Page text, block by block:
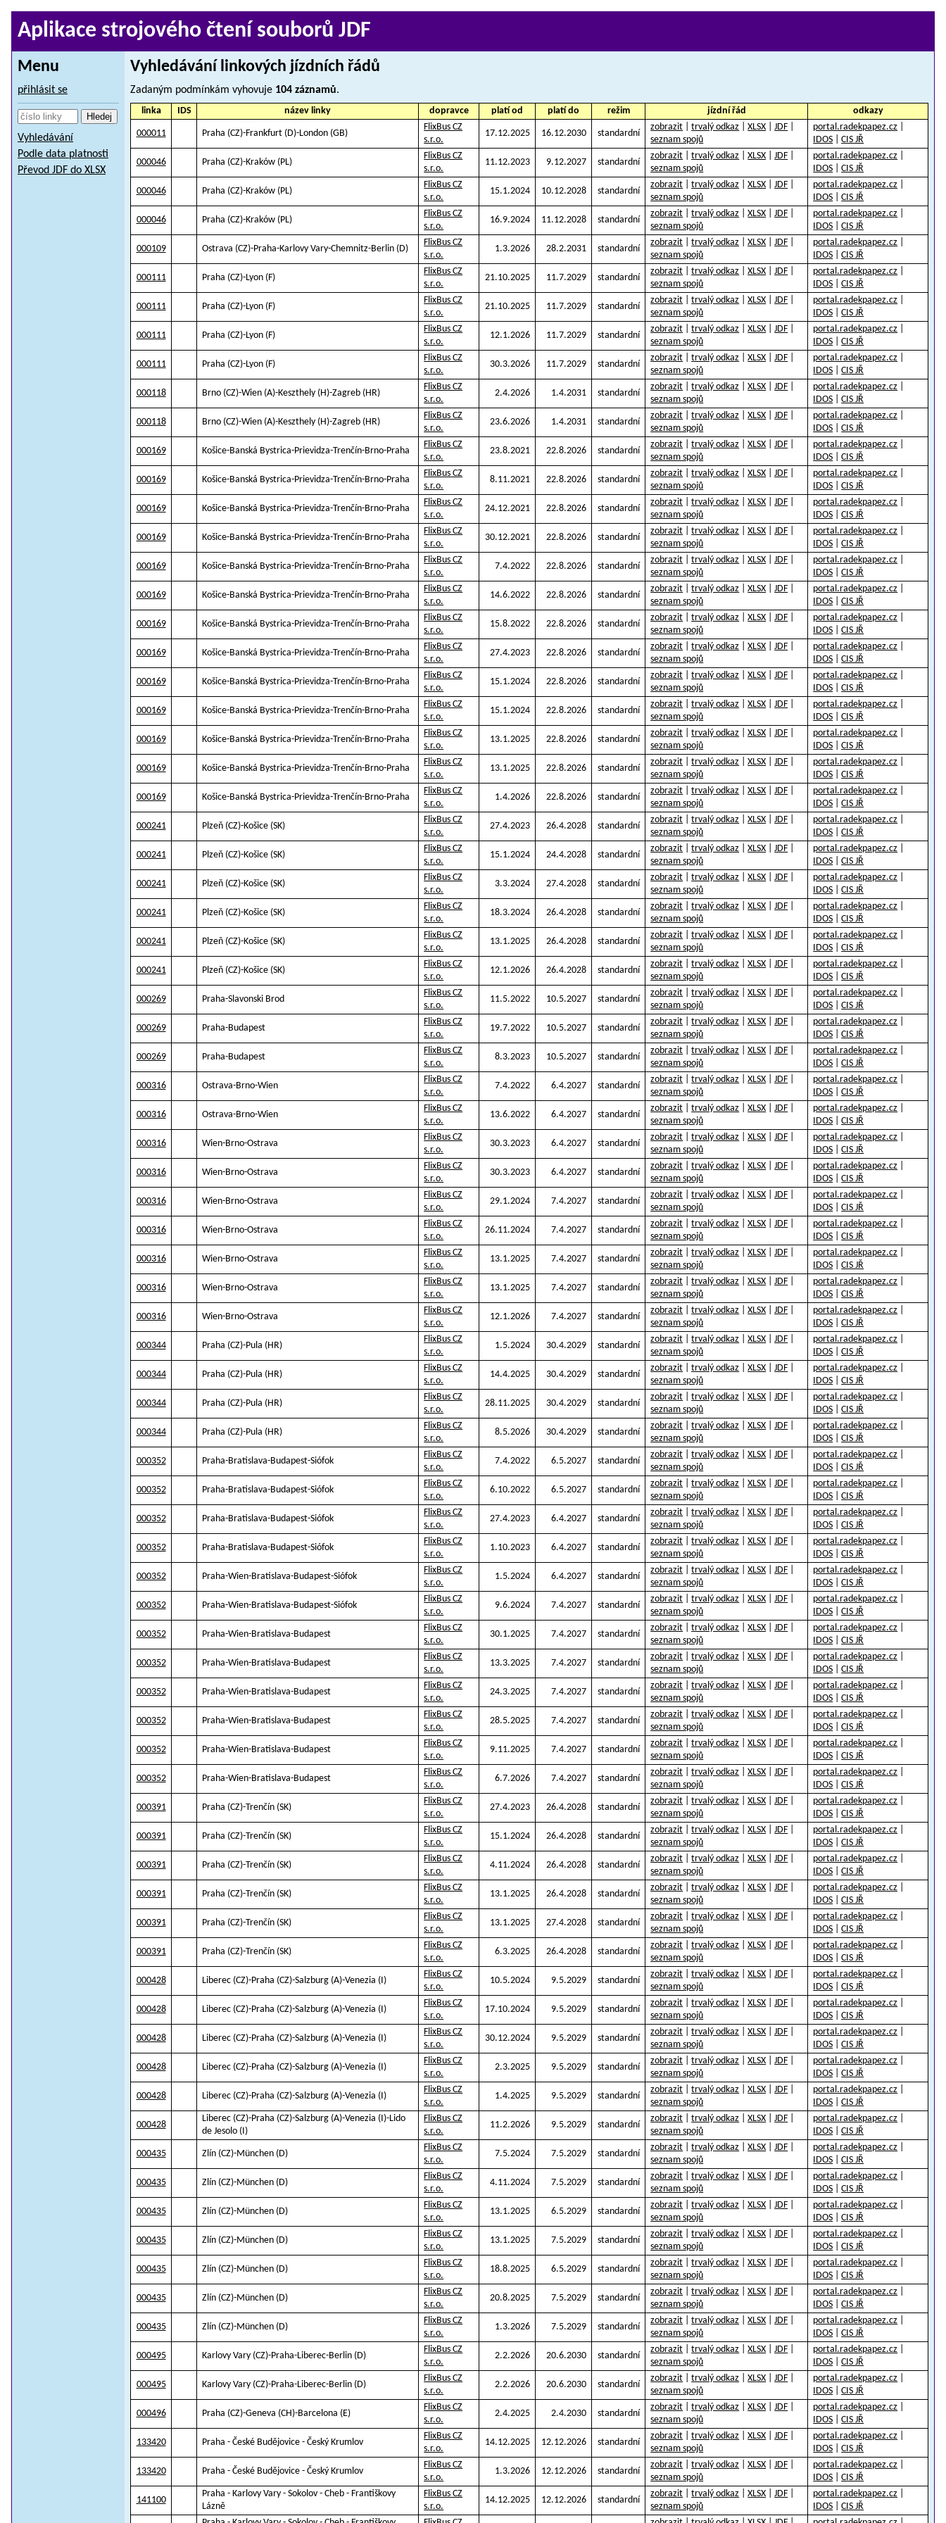
Aplikace strojového čtení souborů JDF
Menu
přihlásit se
Vyhledávání
Podle data platnosti
Převod JDF do XLSX
Vyhledávání linkových jízdních řádů
Zadaným podmínkám vyhovuje 104 záznamů.
linka IDS název linky dopravce platí od platí do režim jízdní řád odkazy
000011 Praha (CZ)-Frankfurt (D)-London (GB)
FlixBus CZ
s.r.o.
17.12.2025 16.12.2030 standardní
zobrazit |trvalý odkaz |XLSX |JDF
seznam spojů
portal.radekpapez.cz
IDOS |CIS JŘ
000046 Praha (CZ)-Kraków (PL)
FlixBus CZ
s.r.o.
11.12.2023 9.12.2027 standardní
zobrazit |trvalý odkaz |XLSX |JDF
seznam spojů
portal.radekpapez.cz
IDOS |CIS JŘ
000046 Praha (CZ)-Kraków (PL)
FlixBus CZ
s.r.o.
15.1.2024 10.12.2028 standardní
zobrazit |trvalý odkaz |XLSX |JDF
seznam spojů
portal.radekpapez.cz
IDOS |CIS JŘ
000046 Praha (CZ)-Kraków (PL)
FlixBus CZ
s.r.o.
16.9.2024 11.12.2028 standardní
zobrazit |trvalý odkaz |XLSX |JDF
seznam spojů
portal.radekpapez.cz
IDOS |CIS JŘ
000109 Ostrava (CZ)-Praha-Karlovy Vary-Chemnitz-Berlin (D)
FlixBus CZ
s.r.o.
1.3.2026 28.2.2031 standardní
zobrazit |trvalý odkaz |XLSX |JDF
seznam spojů
portal.radekpapez.cz
IDOS |CIS JŘ
000111 Praha (CZ)-Lyon (F)
FlixBus CZ
s.r.o.
21.10.2025 11.7.2029 standardní
zobrazit |trvalý odkaz |XLSX |JDF
seznam spojů
portal.radekpapez.cz
IDOS |CIS JŘ
000111 Praha (CZ)-Lyon (F)
FlixBus CZ
s.r.o.
21.10.2025 11.7.2029 standardní
zobrazit |trvalý odkaz |XLSX |JDF
seznam spojů
portal.radekpapez.cz
IDOS |CIS JŘ
000111 Praha (CZ)-Lyon (F)
FlixBus CZ
s.r.o.
12.1.2026 11.7.2029 standardní
zobrazit |trvalý odkaz |XLSX |JDF
seznam spojů
portal.radekpapez.cz
IDOS |CIS JŘ
000111 Praha (CZ)-Lyon (F)
FlixBus CZ
s.r.o.
30.3.2026 11.7.2029 standardní
zobrazit |trvalý odkaz |XLSX |JDF
seznam spojů
portal.radekpapez.cz
IDOS |CIS JŘ
000118 Brno (CZ)-Wien (A)-Keszthely (H)-Zagreb (HR)
FlixBus CZ
s.r.o.
2.4.2026 1.4.2031 standardní
zobrazit |trvalý odkaz |XLSX |JDF
seznam spojů
portal.radekpapez.cz
IDOS |CIS JŘ
000118 Brno (CZ)-Wien (A)-Keszthely (H)-Zagreb (HR)
FlixBus CZ
s.r.o.
23.6.2026 1.4.2031 standardní
zobrazit |trvalý odkaz |XLSX |JDF
seznam spojů
portal.radekpapez.cz
IDOS |CIS JŘ
000169 Košice-Banská Bystrica-Prievidza-Trenčín-Brno-Praha
FlixBus CZ
s.r.o.
23.8.2021 22.8.2026 standardní
zobrazit |trvalý odkaz |XLSX |JDF
seznam spojů
portal.radekpapez.cz
IDOS |CIS JŘ
000169 Košice-Banská Bystrica-Prievidza-Trenčín-Brno-Praha
FlixBus CZ
s.r.o.
8.11.2021 22.8.2026 standardní
zobrazit |trvalý odkaz |XLSX |JDF
seznam spojů
portal.radekpapez.cz
IDOS |CIS JŘ
000169 Košice-Banská Bystrica-Prievidza-Trenčín-Brno-Praha
FlixBus CZ
s.r.o.
24.12.2021 22.8.2026 standardní
zobrazit |trvalý odkaz |XLSX |JDF
seznam spojů
portal.radekpapez.cz
IDOS |CIS JŘ
000169 Košice-Banská Bystrica-Prievidza-Trenčín-Brno-Praha
FlixBus CZ
s.r.o.
30.12.2021 22.8.2026 standardní
zobrazit |trvalý odkaz |XLSX |JDF
seznam spojů
portal.radekpapez.cz
IDOS |CIS JŘ
000169 Košice-Banská Bystrica-Prievidza-Trenčín-Brno-Praha
FlixBus CZ
s.r.o.
7.4.2022 22.8.2026 standardní
zobrazit |trvalý odkaz |XLSX |JDF
seznam spojů
portal.radekpapez.cz
IDOS |CIS JŘ
000169 Košice-Banská Bystrica-Prievidza-Trenčín-Brno-Praha
FlixBus CZ
s.r.o.
14.6.2022 22.8.2026 standardní
zobrazit |trvalý odkaz |XLSX |JDF
seznam spojů
portal.radekpapez.cz
IDOS |CIS JŘ
000169 Košice-Banská Bystrica-Prievidza-Trenčín-Brno-Praha
FlixBus CZ
s.r.o.
15.8.2022 22.8.2026 standardní
zobrazit |trvalý odkaz |XLSX |JDF
seznam spojů
portal.radekpapez.cz
IDOS |CIS JŘ
000169 Košice-Banská Bystrica-Prievidza-Trenčín-Brno-Praha
FlixBus CZ
s.r.o.
27.4.2023 22.8.2026 standardní
zobrazit |trvalý odkaz |XLSX |JDF
seznam spojů
portal.radekpapez.cz
IDOS |CIS JŘ
000169 Košice-Banská Bystrica-Prievidza-Trenčín-Brno-Praha
FlixBus CZ
s.r.o.
15.1.2024 22.8.2026 standardní
zobrazit |trvalý odkaz |XLSX |JDF
seznam spojů
portal.radekpapez.cz
IDOS |CIS JŘ
000169 Košice-Banská Bystrica-Prievidza-Trenčín-Brno-Praha
FlixBus CZ
s.r.o.
15.1.2024 22.8.2026 standardní
zobrazit |trvalý odkaz |XLSX |JDF
seznam spojů
portal.radekpapez.cz
IDOS |CIS JŘ
000169 Košice-Banská Bystrica-Prievidza-Trenčín-Brno-Praha
FlixBus CZ
s.r.o.
13.1.2025 22.8.2026 standardní
zobrazit |trvalý odkaz |XLSX |JDF
seznam spojů
portal.radekpapez.cz
IDOS |CIS JŘ
000169 Košice-Banská Bystrica-Prievidza-Trenčín-Brno-Praha
FlixBus CZ
s.r.o.
13.1.2025 22.8.2026 standardní
zobrazit |trvalý odkaz |XLSX |JDF
seznam spojů
portal.radekpapez.cz
IDOS |CIS JŘ
000169 Košice-Banská Bystrica-Prievidza-Trenčín-Brno-Praha
FlixBus CZ
s.r.o.
1.4.2026 22.8.2026 standardní
zobrazit |trvalý odkaz |XLSX |JDF
seznam spojů
portal.radekpapez.cz
IDOS |CIS JŘ
000241 Plzeň (CZ)-Košice (SK)
FlixBus CZ
s.r.o.
27.4.2023 26.4.2028 standardní
zobrazit |trvalý odkaz |XLSX |JDF
seznam spojů
portal.radekpapez.cz
IDOS |CIS JŘ
000241 Plzeň (CZ)-Košice (SK)
FlixBus CZ
s.r.o.
15.1.2024 24.4.2028 standardní
zobrazit |trvalý odkaz |XLSX |JDF
seznam spojů
portal.radekpapez.cz
IDOS |CIS JŘ
000241 Plzeň (CZ)-Košice (SK)
FlixBus CZ
s.r.o.
3.3.2024 27.4.2028 standardní
zobrazit |trvalý odkaz |XLSX |JDF
seznam spojů
portal.radekpapez.cz
IDOS |CIS JŘ
000241 Plzeň (CZ)-Košice (SK)
FlixBus CZ
s.r.o.
18.3.2024 26.4.2028 standardní
zobrazit |trvalý odkaz |XLSX |JDF
seznam spojů
portal.radekpapez.cz
IDOS |CIS JŘ
000241 Plzeň (CZ)-Košice (SK)
FlixBus CZ
s.r.o.
13.1.2025 26.4.2028 standardní
zobrazit |trvalý odkaz |XLSX |JDF
seznam spojů
portal.radekpapez.cz
IDOS |CIS JŘ
000241 Plzeň (CZ)-Košice (SK)
FlixBus CZ
s.r.o.
12.1.2026 26.4.2028 standardní
zobrazit |trvalý odkaz |XLSX |JDF
seznam spojů
portal.radekpapez.cz
IDOS |CIS JŘ
000269 Praha-Slavonski Brod
FlixBus CZ
s.r.o.
11.5.2022 10.5.2027 standardní
zobrazit |trvalý odkaz |XLSX |JDF
seznam spojů
portal.radekpapez.cz
IDOS |CIS JŘ
000269 Praha-Budapest
FlixBus CZ
s.r.o.
19.7.2022 10.5.2027 standardní
zobrazit |trvalý odkaz |XLSX |JDF
seznam spojů
portal.radekpapez.cz
IDOS |CIS JŘ
000269 Praha-Budapest
FlixBus CZ
s.r.o.
8.3.2023 10.5.2027 standardní
zobrazit |trvalý odkaz |XLSX |JDF
seznam spojů
portal.radekpapez.cz
IDOS |CIS JŘ
000316 Ostrava-Brno-Wien
FlixBus CZ
s.r.o.
7.4.2022 6.4.2027 standardní
zobrazit |trvalý odkaz |XLSX |JDF
seznam spojů
portal.radekpapez.cz
IDOS |CIS JŘ
000316 Ostrava-Brno-Wien
FlixBus CZ
s.r.o.
13.6.2022 6.4.2027 standardní
zobrazit |trvalý odkaz |XLSX |JDF
seznam spojů
portal.radekpapez.cz
IDOS |CIS JŘ
000316 Wien-Brno-Ostrava
FlixBus CZ
s.r.o.
30.3.2023 6.4.2027 standardní
zobrazit |trvalý odkaz |XLSX |JDF
seznam spojů
portal.radekpapez.cz
IDOS |CIS JŘ
000316 Wien-Brno-Ostrava
FlixBus CZ
s.r.o.
30.3.2023 6.4.2027 standardní
zobrazit |trvalý odkaz |XLSX |JDF
seznam spojů
portal.radekpapez.cz
IDOS |CIS JŘ
000316 Wien-Brno-Ostrava
FlixBus CZ
s.r.o.
29.1.2024 7.4.2027 standardní
zobrazit |trvalý odkaz |XLSX |JDF
seznam spojů
portal.radekpapez.cz
IDOS |CIS JŘ
000316 Wien-Brno-Ostrava
FlixBus CZ
s.r.o.
26.11.2024 7.4.2027 standardní
zobrazit |trvalý odkaz |XLSX |JDF
seznam spojů
portal.radekpapez.cz
IDOS |CIS JŘ
000316 Wien-Brno-Ostrava
FlixBus CZ
s.r.o.
13.1.2025 7.4.2027 standardní
zobrazit |trvalý odkaz |XLSX |JDF
seznam spojů
portal.radekpapez.cz
IDOS |CIS JŘ
000316 Wien-Brno-Ostrava
FlixBus CZ
s.r.o.
13.1.2025 7.4.2027 standardní
zobrazit |trvalý odkaz |XLSX |JDF
seznam spojů
portal.radekpapez.cz
IDOS |CIS JŘ
000316 Wien-Brno-Ostrava
FlixBus CZ
s.r.o.
12.1.2026 7.4.2027 standardní
zobrazit |trvalý odkaz |XLSX |JDF
seznam spojů
portal.radekpapez.cz
IDOS |CIS JŘ
000344 Praha (CZ)-Pula (HR)
FlixBus CZ
s.r.o.
1.5.2024 30.4.2029 standardní
zobrazit |trvalý odkaz |XLSX |JDF
seznam spojů
portal.radekpapez.cz
IDOS |CIS JŘ
000344 Praha (CZ)-Pula (HR)
FlixBus CZ
s.r.o.
14.4.2025 30.4.2029 standardní
zobrazit |trvalý odkaz |XLSX |JDF
seznam spojů
portal.radekpapez.cz
IDOS |CIS JŘ
000344 Praha (CZ)-Pula (HR)
FlixBus CZ
s.r.o.
28.11.2025 30.4.2029 standardní
zobrazit |trvalý odkaz |XLSX |JDF
seznam spojů
portal.radekpapez.cz
IDOS |CIS JŘ
000344 Praha (CZ)-Pula (HR)
FlixBus CZ
s.r.o.
8.5.2026 30.4.2029 standardní
zobrazit |trvalý odkaz |XLSX |JDF
seznam spojů
portal.radekpapez.cz
IDOS |CIS JŘ
000352 Praha-Bratislava-Budapest-Siófok
FlixBus CZ
s.r.o.
7.4.2022 6.5.2027 standardní
zobrazit |trvalý odkaz |XLSX |JDF
seznam spojů
portal.radekpapez.cz
IDOS |CIS JŘ
000352 Praha-Bratislava-Budapest-Siófok
FlixBus CZ
s.r.o.
6.10.2022 6.5.2027 standardní
zobrazit |trvalý odkaz |XLSX |JDF
seznam spojů
portal.radekpapez.cz
IDOS |CIS JŘ
000352 Praha-Bratislava-Budapest-Siófok
FlixBus CZ
s.r.o.
27.4.2023 6.4.2027 standardní
zobrazit |trvalý odkaz |XLSX |JDF
seznam spojů
portal.radekpapez.cz
IDOS |CIS JŘ
000352 Praha-Bratislava-Budapest-Siófok
FlixBus CZ
s.r.o.
1.10.2023 6.4.2027 standardní
zobrazit |trvalý odkaz |XLSX |JDF
seznam spojů
portal.radekpapez.cz
IDOS |CIS JŘ
000352 Praha-Wien-Bratislava-Budapest-Siófok
FlixBus CZ
s.r.o.
1.5.2024 6.4.2027 standardní
zobrazit |trvalý odkaz |XLSX |JDF
seznam spojů
portal.radekpapez.cz
IDOS |CIS JŘ
000352 Praha-Wien-Bratislava-Budapest-Siófok
FlixBus CZ
s.r.o.
9.6.2024 7.4.2027 standardní
zobrazit |trvalý odkaz |XLSX |JDF
seznam spojů
portal.radekpapez.cz
IDOS |CIS JŘ
000352 Praha-Wien-Bratislava-Budapest
FlixBus CZ
s.r.o.
30.1.2025 7.4.2027 standardní
zobrazit |trvalý odkaz |XLSX |JDF
seznam spojů
portal.radekpapez.cz
IDOS |CIS JŘ
000352 Praha-Wien-Bratislava-Budapest
FlixBus CZ
s.r.o.
13.3.2025 7.4.2027 standardní
zobrazit |trvalý odkaz |XLSX |JDF
seznam spojů
portal.radekpapez.cz
IDOS |CIS JŘ
000352 Praha-Wien-Bratislava-Budapest
FlixBus CZ
s.r.o.
24.3.2025 7.4.2027 standardní
zobrazit |trvalý odkaz |XLSX |JDF
seznam spojů
portal.radekpapez.cz
IDOS |CIS JŘ
000352 Praha-Wien-Bratislava-Budapest
FlixBus CZ
s.r.o.
28.5.2025 7.4.2027 standardní
zobrazit |trvalý odkaz |XLSX |JDF
seznam spojů
portal.radekpapez.cz
IDOS |CIS JŘ
000352 Praha-Wien-Bratislava-Budapest
FlixBus CZ
s.r.o.
9.11.2025 7.4.2027 standardní
zobrazit |trvalý odkaz |XLSX |JDF
seznam spojů
portal.radekpapez.cz
IDOS |CIS JŘ
000352 Praha-Wien-Bratislava-Budapest
FlixBus CZ
s.r.o.
6.7.2026 7.4.2027 standardní
zobrazit |trvalý odkaz |XLSX |JDF
seznam spojů
portal.radekpapez.cz
IDOS |CIS JŘ
000391 Praha (CZ)-Trenčín (SK)
FlixBus CZ
s.r.o.
27.4.2023 26.4.2028 standardní
zobrazit |trvalý odkaz |XLSX |JDF
seznam spojů
portal.radekpapez.cz
IDOS |CIS JŘ
000391 Praha (CZ)-Trenčín (SK)
FlixBus CZ
s.r.o.
15.1.2024 26.4.2028 standardní
zobrazit |trvalý odkaz |XLSX |JDF
seznam spojů
portal.radekpapez.cz
IDOS |CIS JŘ
000391 Praha (CZ)-Trenčín (SK)
FlixBus CZ
s.r.o.
4.11.2024 26.4.2028 standardní
zobrazit |trvalý odkaz |XLSX |JDF
seznam spojů
portal.radekpapez.cz
IDOS |CIS JŘ
000391 Praha (CZ)-Trenčín (SK)
FlixBus CZ
s.r.o.
13.1.2025 26.4.2028 standardní
zobrazit |trvalý odkaz |XLSX |JDF
seznam spojů
portal.radekpapez.cz
IDOS |CIS JŘ
000391 Praha (CZ)-Trenčín (SK)
FlixBus CZ
s.r.o.
13.1.2025 27.4.2028 standardní
zobrazit |trvalý odkaz |XLSX |JDF
seznam spojů
portal.radekpapez.cz
IDOS |CIS JŘ
000391 Praha (CZ)-Trenčín (SK)
FlixBus CZ
s.r.o.
6.3.2025 26.4.2028 standardní
zobrazit |trvalý odkaz |XLSX |JDF
seznam spojů
portal.radekpapez.cz
IDOS |CIS JŘ
000428 Liberec (CZ)-Praha (CZ)-Salzburg (A)-Venezia (I)
FlixBus CZ
s.r.o.
10.5.2024 9.5.2029 standardní
zobrazit |trvalý odkaz |XLSX |JDF
seznam spojů
portal.radekpapez.cz
IDOS |CIS JŘ
000428 Liberec (CZ)-Praha (CZ)-Salzburg (A)-Venezia (I)
FlixBus CZ
s.r.o.
17.10.2024 9.5.2029 standardní
zobrazit |trvalý odkaz |XLSX |JDF
seznam spojů
portal.radekpapez.cz
IDOS |CIS JŘ
000428 Liberec (CZ)-Praha (CZ)-Salzburg (A)-Venezia (I)
FlixBus CZ
s.r.o.
30.12.2024 9.5.2029 standardní
zobrazit |trvalý odkaz |XLSX |JDF
seznam spojů
portal.radekpapez.cz
IDOS |CIS JŘ
000428 Liberec (CZ)-Praha (CZ)-Salzburg (A)-Venezia (I)
FlixBus CZ
s.r.o.
2.3.2025 9.5.2029 standardní
zobrazit |trvalý odkaz |XLSX |JDF
seznam spojů
portal.radekpapez.cz
IDOS |CIS JŘ
000428 Liberec (CZ)-Praha (CZ)-Salzburg (A)-Venezia (I)
FlixBus CZ
s.r.o.
1.4.2025 9.5.2029 standardní
zobrazit |trvalý odkaz |XLSX |JDF
seznam spojů
portal.radekpapez.cz
IDOS |CIS JŘ
000428
Liberec (CZ)-Praha (CZ)-Salzburg (A)-Venezia (I)-Lido
de Jesolo (I)
FlixBus CZ
s.r.o.
11.2.2026 9.5.2029 standardní
zobrazit |trvalý odkaz |XLSX |JDF
seznam spojů
portal.radekpapez.cz
IDOS |CIS JŘ
000435 Zlín (CZ)-München (D)
FlixBus CZ
s.r.o.
7.5.2024 7.5.2029 standardní
zobrazit |trvalý odkaz |XLSX |JDF
seznam spojů
portal.radekpapez.cz
IDOS |CIS JŘ
000435 Zlín (CZ)-München (D)
FlixBus CZ
s.r.o.
4.11.2024 7.5.2029 standardní
zobrazit |trvalý odkaz |XLSX |JDF
seznam spojů
portal.radekpapez.cz
IDOS |CIS JŘ
000435 Zlín (CZ)-München (D)
FlixBus CZ
s.r.o.
13.1.2025 6.5.2029 standardní
zobrazit |trvalý odkaz |XLSX |JDF
seznam spojů
portal.radekpapez.cz
IDOS |CIS JŘ
000435 Zlín (CZ)-München (D)
FlixBus CZ
s.r.o.
13.1.2025 7.5.2029 standardní
zobrazit |trvalý odkaz |XLSX |JDF
seznam spojů
portal.radekpapez.cz
IDOS |CIS JŘ
000435 Zlín (CZ)-München (D)
FlixBus CZ
s.r.o.
18.8.2025 6.5.2029 standardní
zobrazit |trvalý odkaz |XLSX |JDF
seznam spojů
portal.radekpapez.cz
IDOS |CIS JŘ
000435 Zlín (CZ)-München (D)
FlixBus CZ
s.r.o.
20.8.2025 7.5.2029 standardní
zobrazit |trvalý odkaz |XLSX |JDF
seznam spojů
portal.radekpapez.cz
IDOS |CIS JŘ
000435 Zlín (CZ)-München (D)
FlixBus CZ
s.r.o.
1.3.2026 7.5.2029 standardní
zobrazit |trvalý odkaz |XLSX |JDF
seznam spojů
portal.radekpapez.cz
IDOS |CIS JŘ
000495 Karlovy Vary (CZ)-Praha-Liberec-Berlin (D)
FlixBus CZ
s.r.o.
2.2.2026 20.6.2030 standardní
zobrazit |trvalý odkaz |XLSX |JDF
seznam spojů
portal.radekpapez.cz
IDOS |CIS JŘ
000495 Karlovy Vary (CZ)-Praha-Liberec-Berlin (D)
FlixBus CZ
s.r.o.
2.2.2026 20.6.2030 standardní
zobrazit |trvalý odkaz |XLSX |JDF
seznam spojů
portal.radekpapez.cz
IDOS |CIS JŘ
000496 Praha (CZ)-Geneva (CH)-Barcelona (E)
FlixBus CZ
s.r.o.
2.4.2025 2.4.2030 standardní
zobrazit |trvalý odkaz |XLSX |JDF
seznam spojů
portal.radekpapez.cz
IDOS |CIS JŘ
133420 Praha - České Budějovice - Český Krumlov
FlixBus CZ
s.r.o.
14.12.2025 12.12.2026 standardní
zobrazit |trvalý odkaz |XLSX |JDF
seznam spojů
portal.radekpapez.cz
IDOS |CIS JŘ
133420 Praha - České Budějovice - Český Krumlov
FlixBus CZ
s.r.o.
1.3.2026 12.12.2026 standardní
zobrazit |trvalý odkaz |XLSX |JDF
seznam spojů
portal.radekpapez.cz
IDOS |CIS JŘ
141100
Praha - Karlovy Vary - Sokolov - Cheb - Františkovy
Lázně
FlixBus CZ
s.r.o.
14.12.2025 12.12.2026 standardní
zobrazit |trvalý odkaz |XLSX |JDF
seznam spojů
portal.radekpapez.cz
IDOS |CIS JŘ